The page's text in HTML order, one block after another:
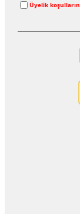
Üyelik